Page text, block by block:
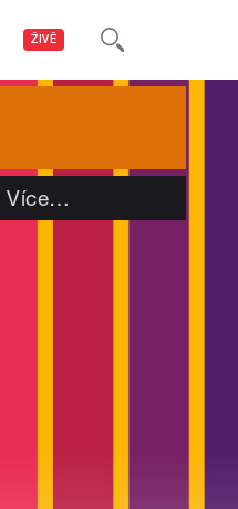
ŽIVĚ
Více…